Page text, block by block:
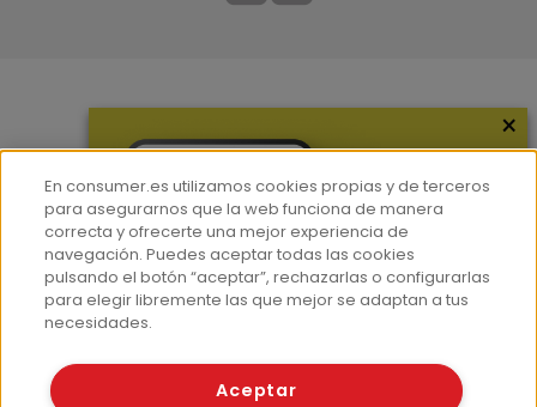
Hemeroteca
Contacto
Prensa
Corpus Lingüístico Consumer
© Fundación EROSKI
×
En consumer.es utilizamos cookies propias y de terceros
para asegurarnos que la web funciona de manera
correcta y ofrecerte una mejor experiencia de
navegación. Puedes aceptar todas las cookies
pulsando el botón “aceptar”, rechazarlas o configurarlas
para elegir libremente las que mejor se adaptan a tus
necesidades.
Aceptar